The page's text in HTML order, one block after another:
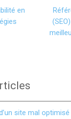
en
site mal optimisé